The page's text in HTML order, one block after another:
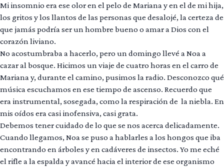
Mi insomnio era ese olor en el pelo de Mariana y en el de mi hija,
los gritos y los llantos de las personas que desalojé, la certeza de
que jamás podría ser un hombre bueno o amar a Dios con el
corazón liviano.
No acostumbraba a hacerlo, pero un domingo llevé a Noa a
cazar al bosque. Hicimos un viaje de cuatro horas en el carro de
Mariana y, durante el camino, pusimos la radio. Desconozco qué
música escuchamos en ese tiempo de ascenso. Recuerdo que
era instrumental, sosegada, como la respiración de la niebla. En
mis oídos era casi inofensiva, casi grata.
Debemos tener cuidado de lo que se nos acerca delicadamente.
Cuando llegamos, Noa se puso a hablarles a los hongos que iba
encontrando en árboles y en cadáveres de insectos. Yo me eché
el rifle a la espalda y avancé hacia el interior de ese organismo